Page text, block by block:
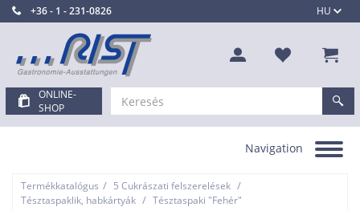
HU
+36 - 1 - 231-0826
ONLINE-
SHOP
Toggle
Navigation
Termékkatalógus / 5 Cukrászati felszerelések /
Tésztaspaklik, habkártyák / Tésztaspaki "Fehér"